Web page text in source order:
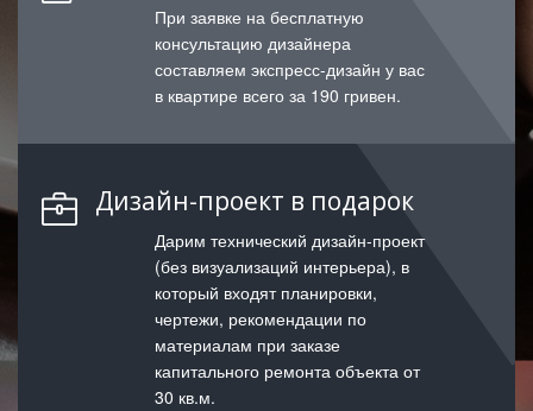
При заявке на бесплатную
консультацию дизайнера
составляем экспресс-дизайн у вас
в квартире всего за 190 гривен.
Дизайн-проект в подарок
Дарим технический дизайн-проект
(без визуализаций интерьера), в
который входят планировки,
чертежи, рекомендации по
материалам при заказе
капитального ремонта объекта от
30 кв.м.